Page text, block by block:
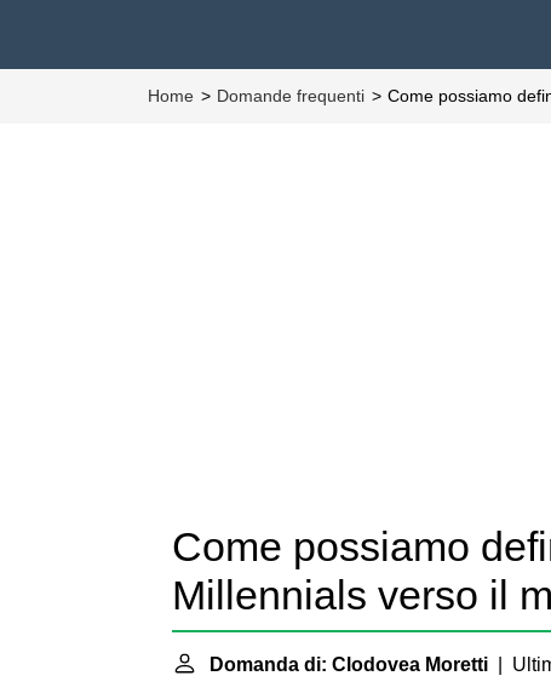
Home Domande frequenti Come possiamo
Come possiamo
Millennials verso il
Domanda di: Clodovea Moretti |